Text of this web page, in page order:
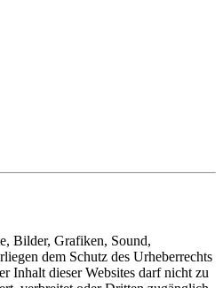
Bilder, Grafiken, Sound,
dem Schutz des Urheberrechts
Inhalt dieser Websites darf nicht zu